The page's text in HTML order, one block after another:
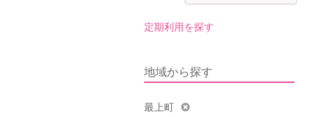
定期利用を探す
地域から探す
最上町